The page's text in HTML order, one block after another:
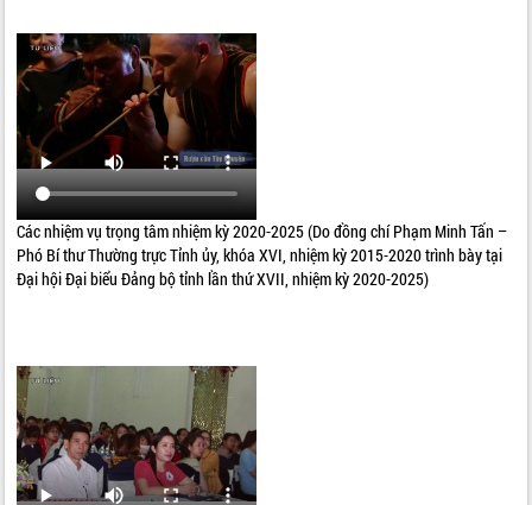
Các nhiệm vụ trọng tâm nhiệm kỳ 2020-2025 (Do đồng chí Phạm Minh Tấn –
Phó Bí thư Thường trực Tỉnh ủy, khóa XVI, nhiệm kỳ 2015-2020 trình bày tại
Đại hội Đại biểu Đảng bộ tỉnh lần thứ XVII, nhiệm kỳ 2020-2025)